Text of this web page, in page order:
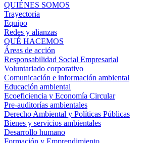
QUIÉNES SOMOS
Trayectoria
Equipo
Redes y alianzas
QUÉ HACEMOS
Áreas de acción
Responsabilidad Social Empresarial
Voluntariado corporativo
Comunicación e información ambiental
Educación ambiental
Ecoeficiencia y Economía Circular
Pre-auditorías ambientales
Derecho Ambiental y Políticas Públicas
Bienes y servicios ambientales
Desarrollo humano
Formación y Emprendimiento